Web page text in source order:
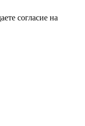
согласие на